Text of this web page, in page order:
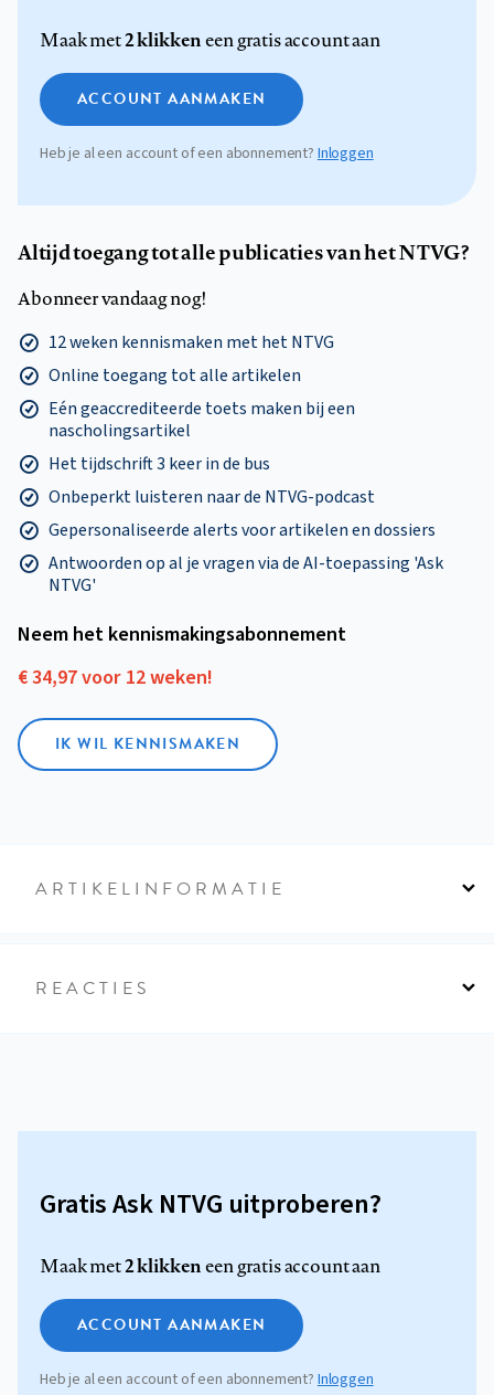
Maak met2 klikkeneen gratis account aan
ACCOUNT AANMAKEN
Heb je al een account of een abonnement? Inloggen
Altijd toegang tot alle publicaties van het NTVG?
Abonneer vandaag nog!
12 weken kennismaken met het NTVG
Online toegang tot alle artikelen
Eén geaccrediteerde toets maken bij een
nascholingsartikel
Het tijdschrift 3 keer in de bus
Onbeperkt luisteren naar de NTVG-podcast
Gepersonaliseerde alerts voor artikelen en dossiers
Antwoorden op al je vragen via de AI-toepassing 'Ask
NTVG'
Neem het kennismakings­abonnement
€ 34,97 voor 12 weken!
IK WIL KENNISMAKEN
ARTIKELINFORMATIE
REACTIES
Gratis Ask NTVG uitproberen?
Maak met2 klikkeneen gratis account aan
ACCOUNT AANMAKEN
Heb je al een account of een abonnement?Inloggen